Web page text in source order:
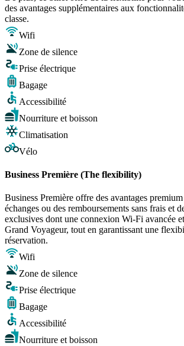
des avantages supplémentaires aux
classe.
Wifi
Zone de silence
Prise électrique
Bagage
Accessibilité
Nourriture et boisson
Climatisation
Vélo
Business Première (The flexibility)
Business Première offre des avantages
échanges ou des remboursements sans frais et
exclusives dont une connexion Wi-Fi avancée
Grand Voyageur, tout en garantissant une
réservation.
Wifi
Zone de silence
Prise électrique
Bagage
Accessibilité
Nourriture et boisson